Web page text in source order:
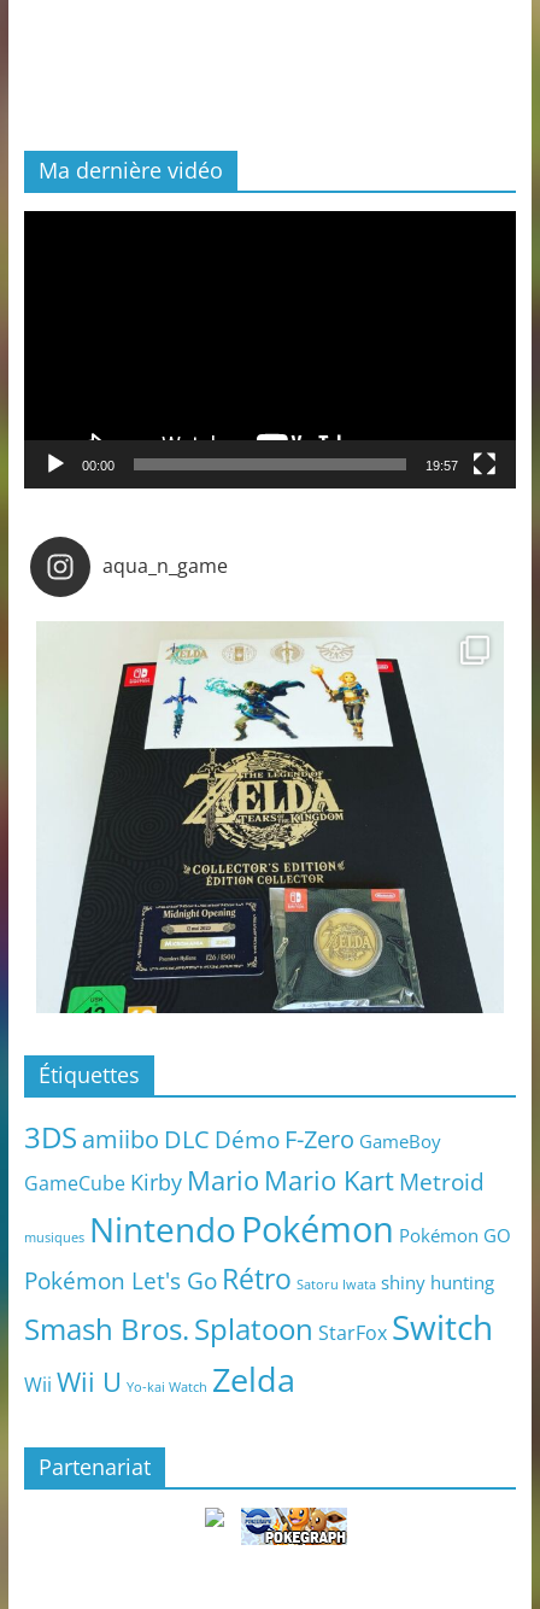
Ma dernière vidéo
00:00 19:57
aqua_n_game
Étiquettes
3DS amiibo DLC Démo F-Zero GameBoy
GameCube Kirby Mario Mario KartMetroid
musiques NintendoPokémon Pokémon GO
Pokémon Let's Go Rétro Satoru Iwata shiny hunting
Smash Bros.Splatoon StarFox Switch
Wii Wii U Yo-kai Watch Zelda
Partenariat